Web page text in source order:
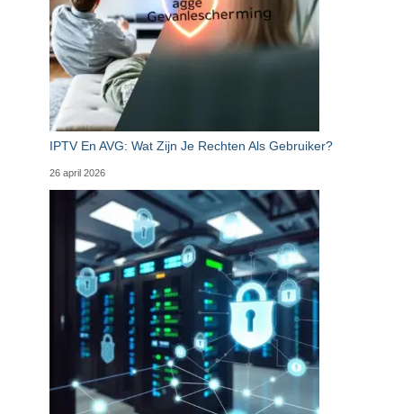
IPTV En AVG: Wat Zijn Je Rechten Als Gebruiker?
26 april 2026